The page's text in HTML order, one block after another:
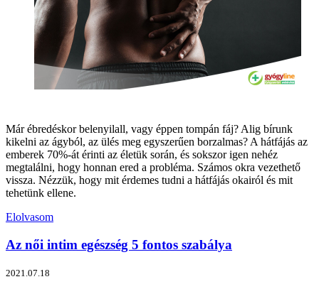
Már ébredéskor belenyilall, vagy éppen tompán fáj? Alig bírunk
kikelni az ágyból, az ülés meg egyszerűen borzalmas? A hátfájás az
emberek 70%-át érinti az életük során, és sokszor igen nehéz
megtalálni, hogy honnan ered a probléma. Számos okra vezethető
vissza. Nézzük, hogy mit érdemes tudni a hátfájás okairól és mit
tehetünk ellene.
Elolvasom
Az női intim egészség 5 fontos szabálya
2021.07.18